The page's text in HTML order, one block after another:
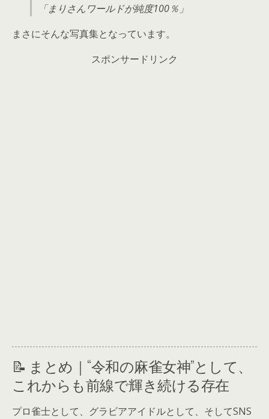
「まりさんワールドが純度100％」
まさにそんな写真集となっています。
スポンサードリンク
📝 まとめ｜“令和の麻雀女神”として、
これからも前線で輝き続ける存在
プロ雀士として、グラビアアイドルとして、そしてSNS